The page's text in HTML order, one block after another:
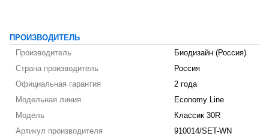
ПРОИЗВОДИТЕЛЬ
Производитель
Биодизайн (Россия)
Страна производитель
Россия
Официальная гарантия
2 года
Модельная линия
Economy Line
Модель
Классик 30R
Артикул производителя
910014/SET-WN